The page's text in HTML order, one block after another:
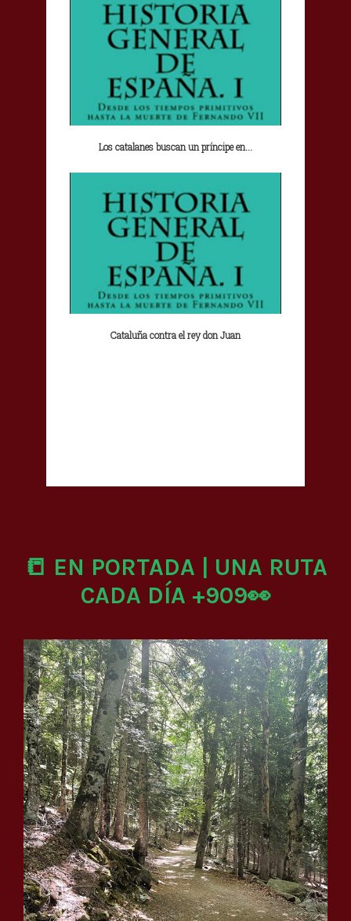
Los catalanes buscan un príncipe en...
Cataluña contra el rey don Juan
📒 EN PORTADA | UNA RUTA
CADA DÍA +909👀